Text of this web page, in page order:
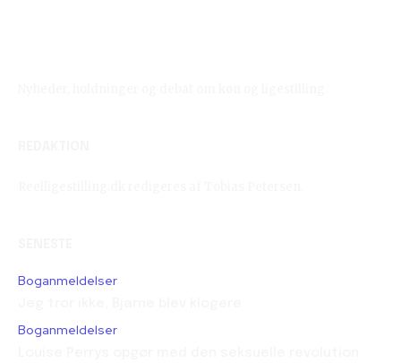
Boganmeldelser
Boganmeldelser